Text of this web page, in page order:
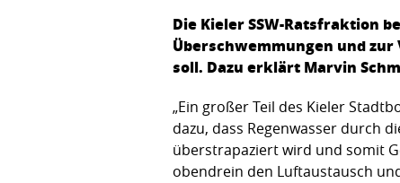
Die Kieler SSW-Ratsfraktion
Überschwemmungen und
soll. Dazu erklärt Marvin
„Ein großer Teil des Kieler
dazu, dass Regenwasser durch
überstrapaziert wird und somit
obendrein den Luftaustausch